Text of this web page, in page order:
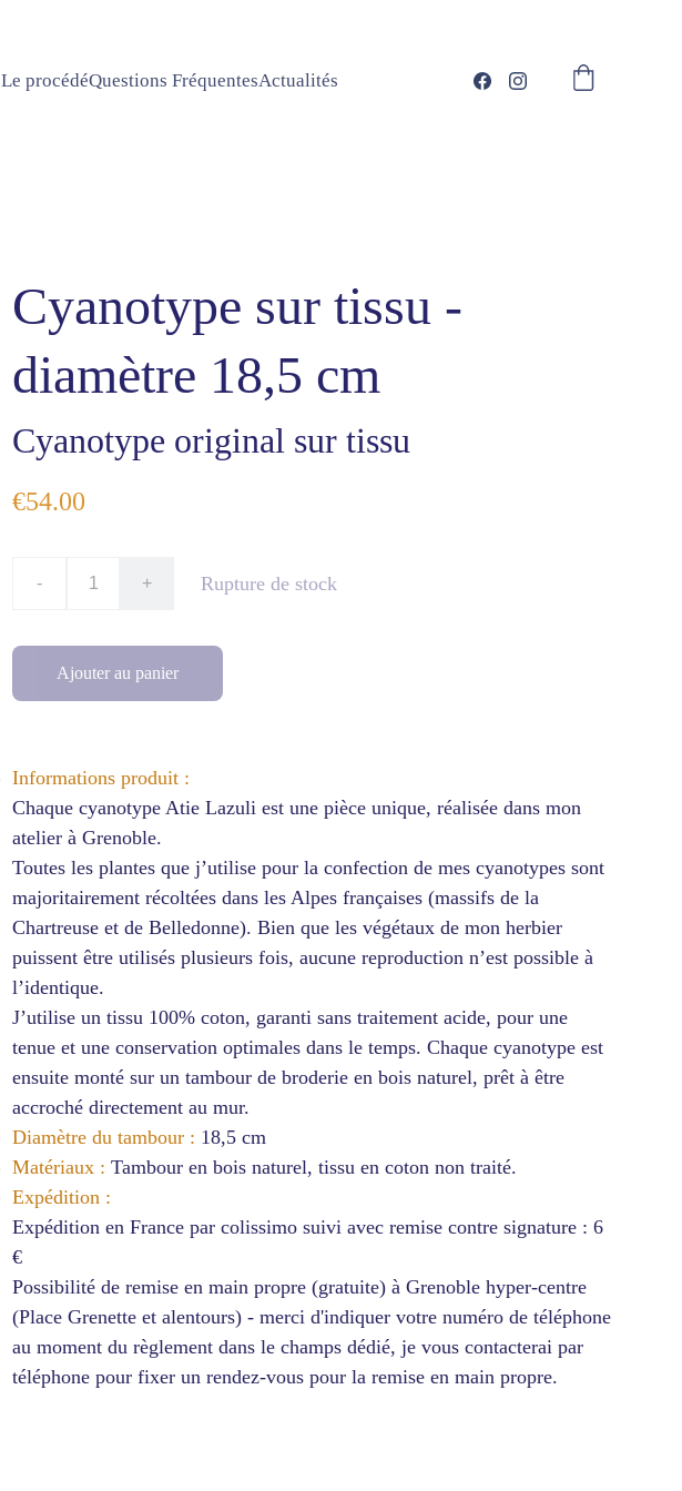
Le procédéQuestions FréquentesActualités
Cyanotype sur tissu -
diamètre 18,5 cm
Cyanotype original sur tissu
€54.00
- + Rupture de stock
Ajouter au panier
Informations produit :
Chaque cyanotype Atie Lazuli est une pièce unique, réalisée dans mon
atelier à Grenoble.
Toutes les plantes que j’utilise pour la confection de mes cyanotypes sont
majoritairement récoltées dans les Alpes françaises (massifs de la
Chartreuse et de Belledonne). Bien que les végétaux de mon herbier
puissent être utilisés plusieurs fois, aucune reproduction n’est possible à
l’identique.
J’utilise un tissu 100% coton, garanti sans traitement acide, pour une
tenue et une conservation optimales dans le temps. Chaque cyanotype est
ensuite monté sur un tambour de broderie en bois naturel, prêt à être
accroché directement au mur.
Diamètre du tambour : 18,5 cm
Matériaux : Tambour en bois naturel, tissu en coton non traité.
Expédition :
Expédition en France par colissimo suivi avec remise contre signature : 6
€
Possibilité de remise en main propre (gratuite) à Grenoble hyper-centre
(Place Grenette et alentours) - merci d'indiquer votre numéro de téléphone
au moment du règlement dans le champs dédié, je vous contacterai par
téléphone pour fixer un rendez-vous pour la remise en main propre.